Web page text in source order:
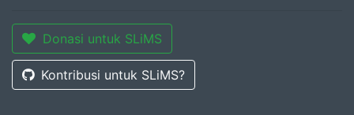
Donasi untuk SLiMS
Kontribusi untuk SLiMS?